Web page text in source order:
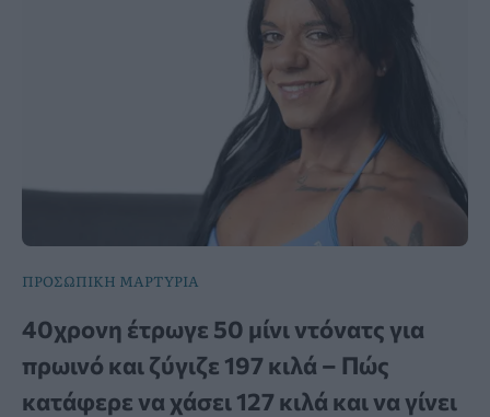
ΠΡΟΣΩΠΙΚΗ ΜΑΡΤΥΡΙΑ
40χρονη έτρωγε 50 μίνι ντόνατς για
πρωινό και ζύγιζε 197 κιλά – Πώς
κατάφερε να χάσει 127 κιλά και να γίνει